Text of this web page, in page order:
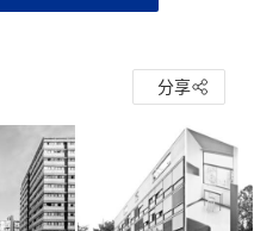
分享